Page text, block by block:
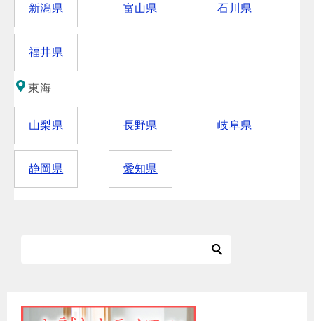
新潟県 富山県 石川県
福井県
東海
山梨県 長野県 岐阜県
静岡県 愛知県